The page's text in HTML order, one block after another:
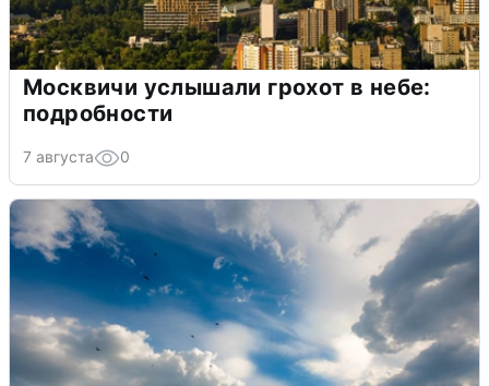
Москвичи услышали грохот в небе:
подробности
7 августа 0